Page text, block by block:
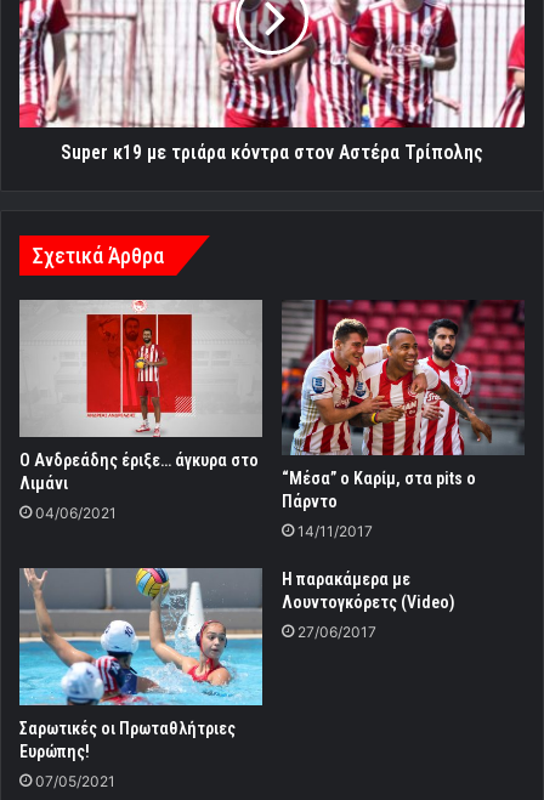
κόντρα
στον
Αστέρα
Τρίπολης
Super κ19 με τριάρα κόντρα στον Αστέρα Τρίπολης
Σχετικά Άρθρα
Ο Ανδρεάδης έριξε… άγκυρα στο
Λιμάνι
04/06/2021
“Μέσα” ο Καρίμ, στα pits ο
Πάρντο
14/11/2017
Σαρωτικές οι Πρωταθλήτριες
Ευρώπης!
07/05/2021
Η παρακάμερα με
Λουντογκόρετς (Video)
27/06/2017